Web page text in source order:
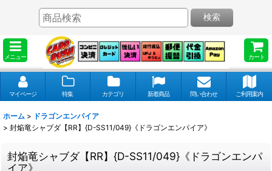
メニュー カート
検索
マイページ 特集 カテゴリ 新着商品 問い合わせ ご利用案内
ホーム > ドラゴンエンパイア
> 封焔竜シャブダ【RR】{D-SS11/049}《ドラゴンエンパイア》
封焔竜シャブダ【RR】{D-SS11/049}《ドラゴンエンパ
イア》